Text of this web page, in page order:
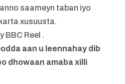
saameyn taban iyo
xusuusta.
BBC Reel .
aan u leennahay dib
dhowaan amaba xilli